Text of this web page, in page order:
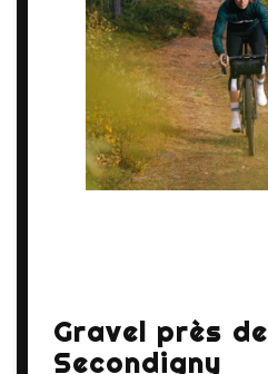
Gravel près de
Secondigny